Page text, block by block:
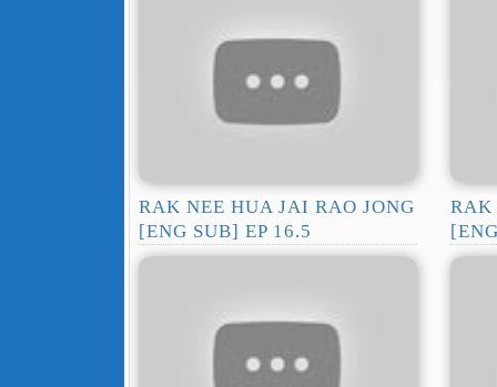
RAK NEE HUA JAI RAO JONG
[ENG SUB] EP 16.5
RAK